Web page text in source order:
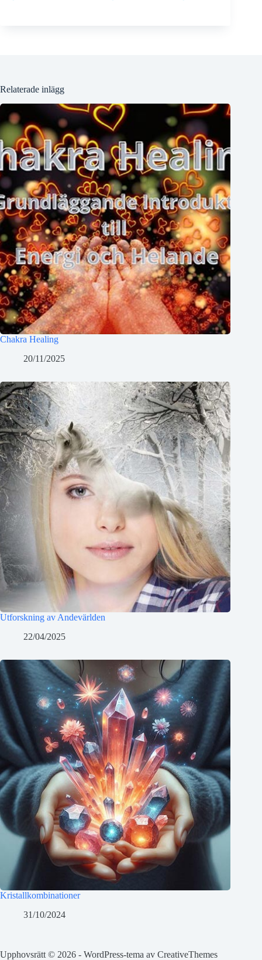
Relaterade inlägg
Chakra Healing
20/11/2025
Utforskning av Andevärlden
22/04/2025
Kristallkombinationer
31/10/2024
Upphovsrätt © 2026 - WordPress-tema av CreativeThemes